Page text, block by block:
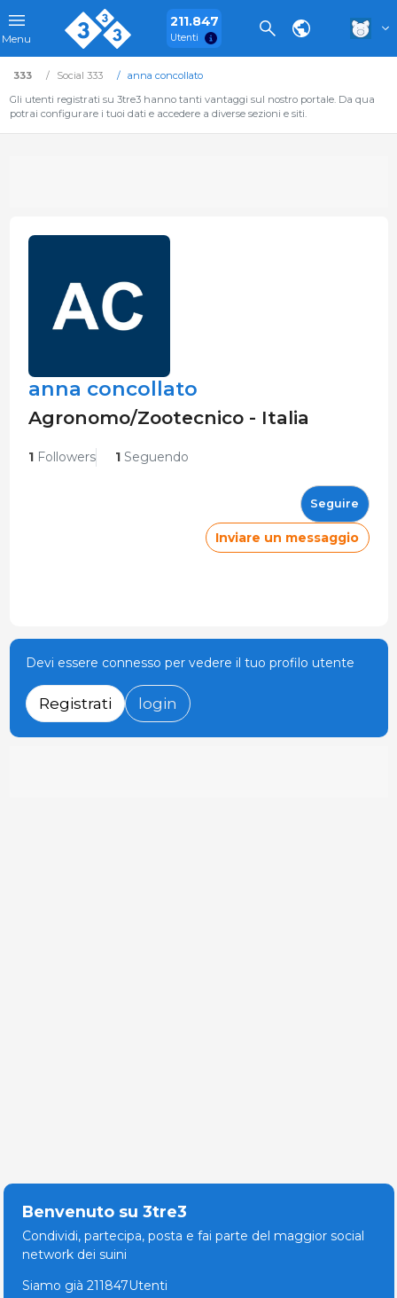
Menu
211.847
Utenti
333 Social 333
anna concollato
Gli utenti registrati su 3tre3 hanno tanti vantaggi sul nostro portale. Da qua
potrai configurare i tuoi dati e accedere a diverse sezioni e siti.
anna concollato
Agronomo/Zootecnico - Italia
1Followers 1Seguendo
Seguire
Inviare un messaggio
Devi essere connesso per vedere il tuo profilo utente
Registrati login
Benvenuto su 3tre3
Condividi, partecipa, posta e fai parte del maggior social
network dei suini
Siamo già 211847Utenti